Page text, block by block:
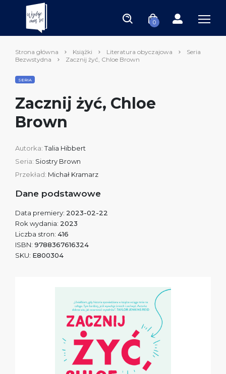
0
Strona główna Książki Literatura obyczajowa
Seria
Bezwstydna
Zacznij żyć, Chloe Brown
SERIA
Zacznij żyć, Chloe
Brown
Autorka:Talia Hibbert
Seria: Siostry Brown
Przekład: Michał Kramarz
Dane podstawowe
Data premiery: 2023-02-22
Rok wydania: 2023
Liczba stron: 416
ISBN: 9788367616324
SKU: E800304